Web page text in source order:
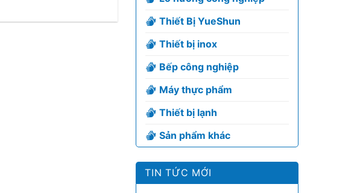
Thiết Bị YueShun
Thiết bị inox
Bếp công nghiệp
Máy thực phẩm
Thiết bị lạnh
Sản phẩm khác
TIN TỨC MỚI